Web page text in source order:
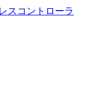
スコントローラ